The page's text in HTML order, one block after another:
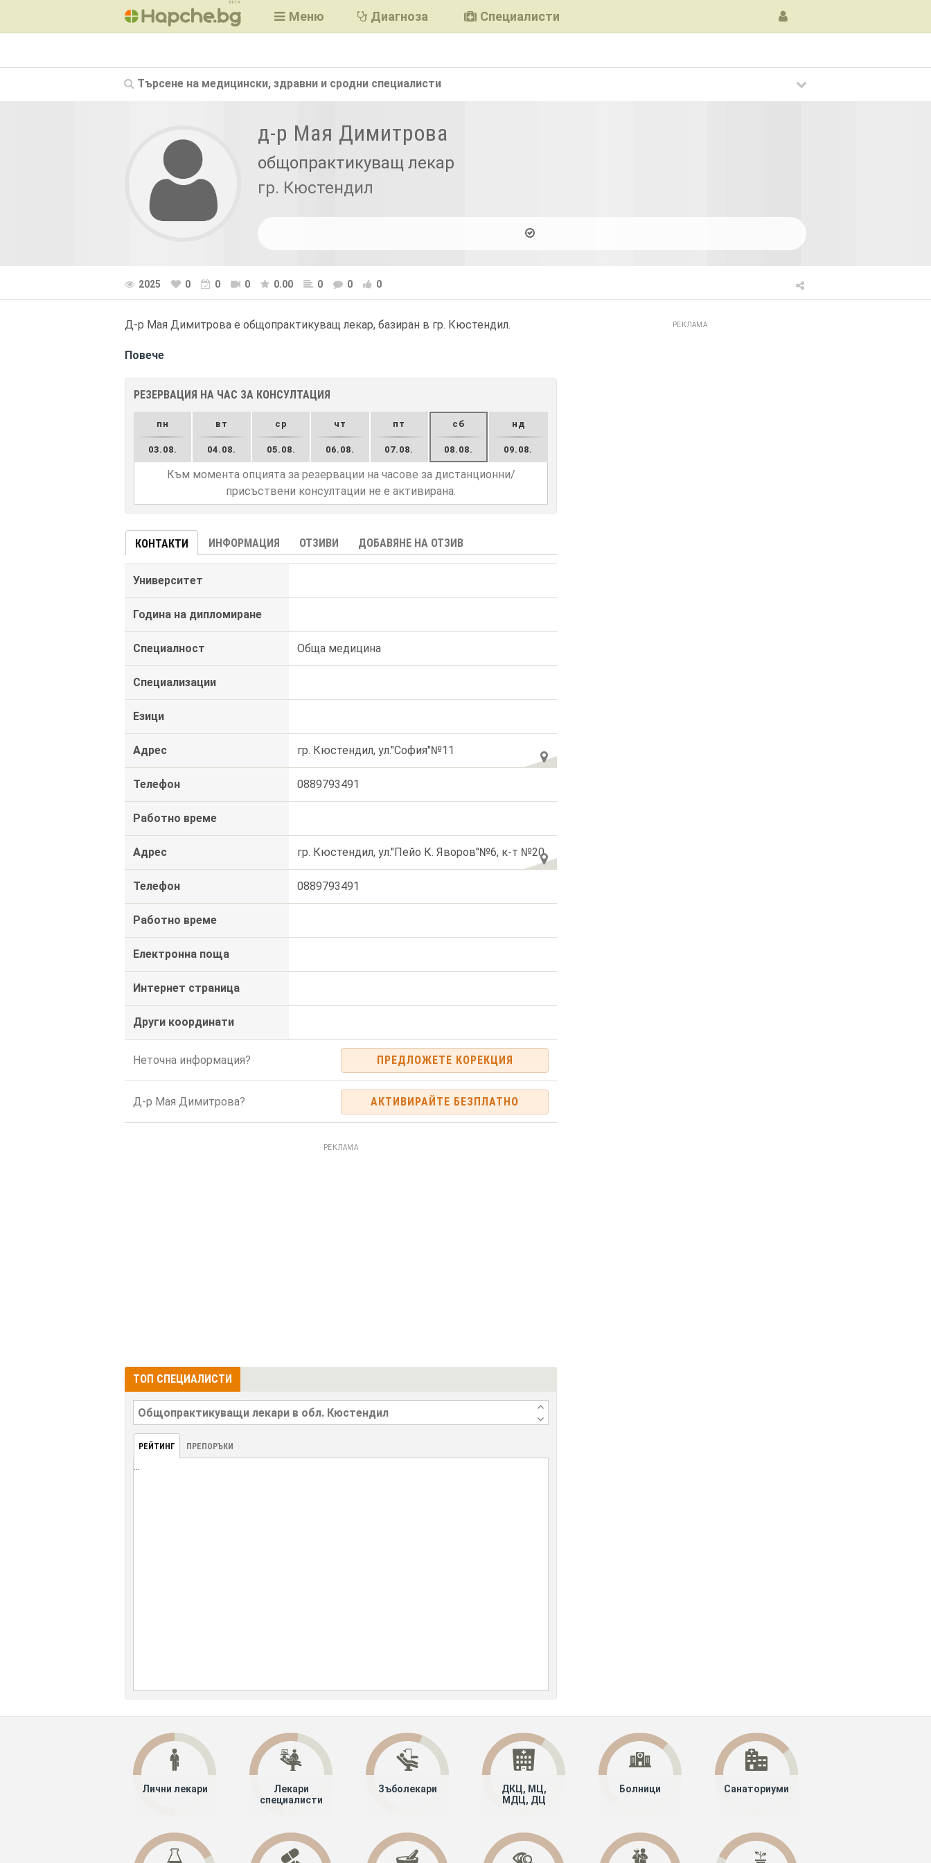
BETA
Меню Диагноза Специалисти
Търсене на медицински, здравни и сродни специалисти
д-р Мая Димитрова
общопрактикуващ лекар
гр. Кюстендил
2025 0 0 0 0.00 0 0 0
Д-р Мая Димитрова е общопрактикуващ лекар, базиран в гр. Кюстендил.
Повече
РЕЗЕРВАЦИЯ НА ЧАС ЗА КОНСУЛТАЦИЯ
пн
03.08.
вт
04.08.
ср
05.08.
чт
06.08.
пт
07.08.
сб
08.08.
нд
09.08.
Към момента опцията за резервации на часове за дистанционни/
присъствени консултации не е активирана.
КОНТАКТИ ИНФОРМАЦИЯ ОТЗИВИ ДОБАВЯНЕ НА ОТЗИВ
Университет
Година на дипломиране
Специалност Обща медицина
Специализации
Езици
Адрес гр. Кюстендил, ул."София"№11
Телефон 0889793491
Работно време
Адрес гр. Кюстендил, ул."Пейо К. Яворов"№6, к-т №20
Телефон 0889793491
Работно време
Електронна поща
Интернет страница
Други координати
Неточна информация? ПРЕДЛОЖЕТЕ КОРЕКЦИЯ
Д-р Мая Димитрова? АКТИВИРАЙТЕ БЕЗПЛАТНО
РЕКЛАМА
ТОП СПЕЦИАЛИСТИ
РЕЙТИНГ ПРЕПОРЪКИ
...
РЕКЛАМА
Лични лекари
Лекари
специалисти
Зъболекари
ДКЦ, МЦ,
МДЦ, ДЦ
Болници Санаториуми